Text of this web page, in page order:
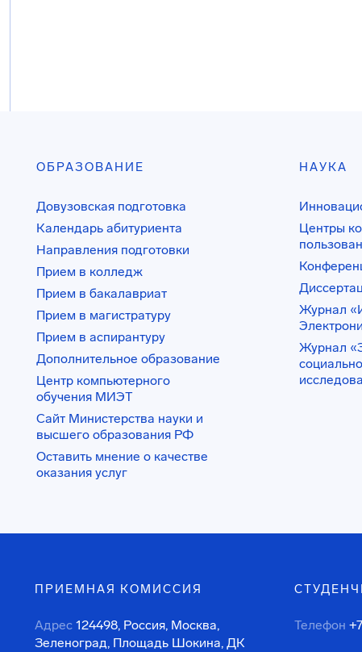
ОБРАЗОВАНИЕ
Довузовская подготовка
Календарь абитуриента
Направления подготовки
Прием в колледж
Прием в бакалавриат
Прием в магистратуру
Прием в аспирантуру
Дополнительное образование
Центр компьютерного
обучения МИЭТ
Сайт Министерства науки и
высшего образования РФ
Оставить мнение о качестве
оказания услуг
НАУКА
Центры
Журнал
Журнал
ПРИЕМНАЯ КОМИССИЯ
Адрес 124498, Россия, Москва,
Зеленоград, Площадь Шокина, ДК
Телефон